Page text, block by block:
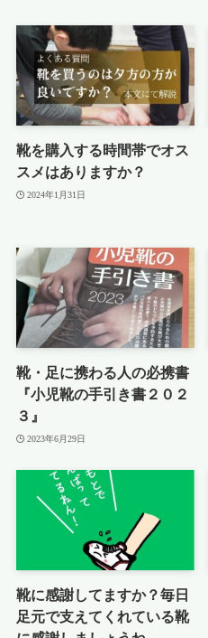
靴を購入する時間帯でオス
スメはありますか？
2024年1月31日
靴・足に携わる人の必携書
『小児靴の手引き書２０２
３』
2023年6月29日
靴に感謝してますか？毎日
足元で支えてくれている靴